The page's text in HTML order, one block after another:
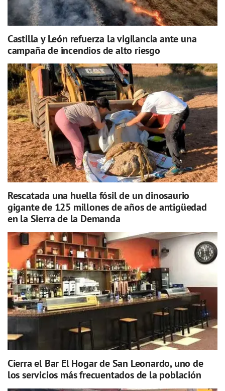
Castilla y León refuerza la vigilancia ante una
campaña de incendios de alto riesgo
Rescatada una huella fósil de un dinosaurio
gigante de 125 millones de años de antigüedad
en la Sierra de la Demanda
Cierra el Bar El Hogar de San Leonardo, uno de
los servicios más frecuentados de la población